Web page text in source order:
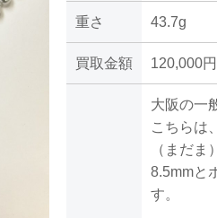
重さ 43.7g
買取金額 120,000円
大阪の一
こちらは
（まだ
8.5mmと
す。